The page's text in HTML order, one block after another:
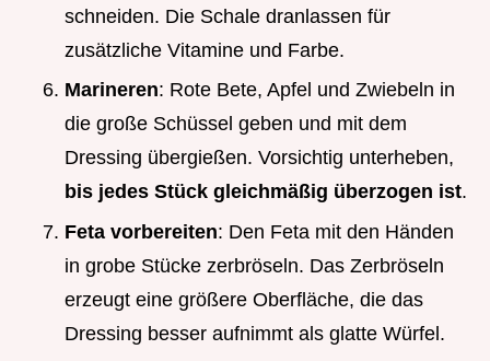
schneiden. Die Schale dranlassen für
zusätzliche Vitamine und Farbe.
Marineren: Rote Bete, Apfel und Zwiebeln in
die große Schüssel geben und mit dem
Dressing übergießen. Vorsichtig unterheben,
bis jedes Stück gleichmäßig überzogen ist.
Feta vorbereiten: Den Feta mit den Händen
in grobe Stücke zerbröseln. Das Zerbröseln
erzeugt eine größere Oberfläche, die das
Dressing besser aufnimmt als glatte Würfel.